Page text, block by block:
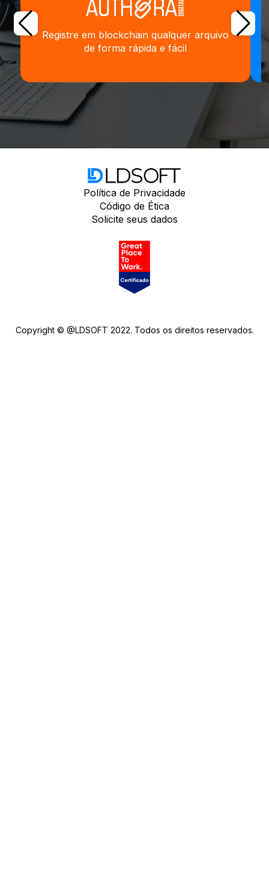
Registre em blockchain qualquer arquivo
de forma rápida e fácil
Política de Privacidade
Código de Ética
Solicite seus dados
Copyright © @LDSOFT 2022. Todos os direitos reservados.